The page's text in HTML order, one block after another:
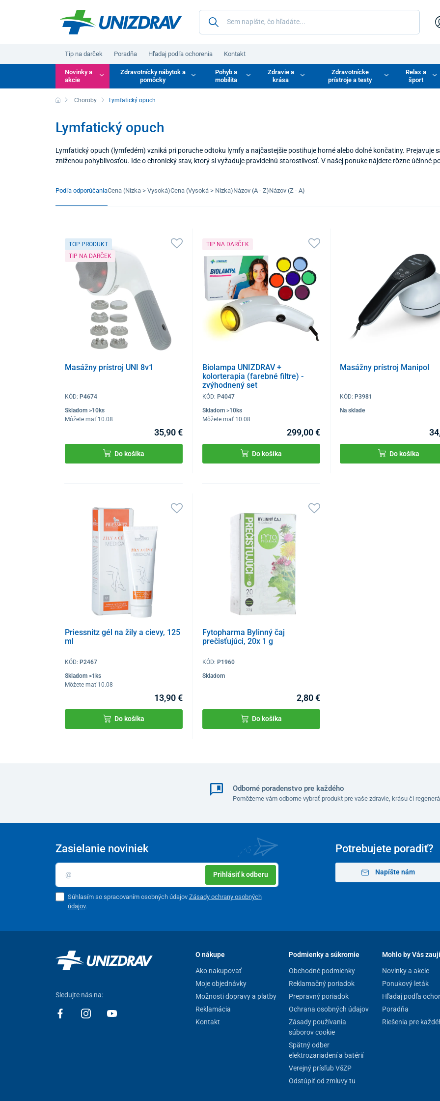
Tip na darček Poradňa Hľadaj podľa ochorenia Kontakt
Novinky a
akcie
Zdravotnícky nábytok a
pomôcky
Pohyb a
mobilita
Zdravie a
krása
Zdravotnícke
prístroje a testy
Relax a
šport
Choroby Lymfatický opuch
Lymfatický opuch
Lymfatický opuch (lymfedém) vzniká pri poruche odtoku lymfy a najčastejšie postihuje horné alebo dolné končatiny.
zníženou pohyblivosťou. Ide o chronický stav, ktorý si vyžaduje pravidelnú starostlivosť. V našej ponuke nájdete rôzne účinné
Podľa odporúčaniaCena (Nízka > Vysoká)Cena (Vysoká > Nízka)Názov (A - Z)Názov (Z - A)
TOP PRODUKT
TIP NA DARČEK
Masážny prístroj UNI 8v1
KÓD: P4674
Skladom >10ks
Môžete mať 10.08
35,90 €
Do košíka
TIP NA DARČEK
Biolampa UNIZDRAV +
kolorterapia (farebné filtre) -
zvýhodnený set
KÓD: P4047
Skladom >10ks
Môžete mať 10.08
299,00 €
Do košíka
Masážny prístroj Manipol
KÓD: P3981
Na sklade
Do košíka
Priessnitz gél na žily a cievy, 125
ml
KÓD:P2467
Skladom >1ks
Môžete mať 10.08
13,90 €
Do košíka
Fytopharma Bylinný čaj
prečisťujúci, 20x 1 g
KÓD:P1960
Skladom
2,80 €
Do košíka
Odborné poradenstvo pre každého
Pomôžeme vám odborne vybrať produkt pre vaše zdravie, krásu či
Potrebujete poradiť?
Napíšte nám
Zasielanie noviniek
Prihlásiť k odberu
Súhlasím so spracovaním osobných údajov Zásady ochrany osobných
údajov.
Sledujte nás na:
O nákupe
Ako nakupovať
Moje objednávky
Možnosti dopravy a platby
Reklamácia
Kontakt
Podmienky a súkromie
Obchodné podmienky
Reklamačný poriadok
Prepravný poriadok
Ochrana osobných údajov
Zásady používania
súborov cookie
Spätný odber
elektrozariadení a batérií
Verejný prísľub VšZP
Odstúpiť od zmluvy tu
Mohlo by Vás
Novinky a akcie
Ponukový leták
Hľadaj podľa
Poradňa
Riešenia pre